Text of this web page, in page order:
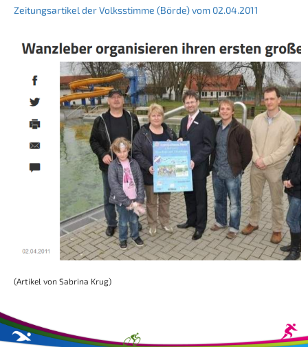
Zeitungsartikel der Volksstimme (Börde) vom 02.04.2011
(Artikel von Sabrina Krug)